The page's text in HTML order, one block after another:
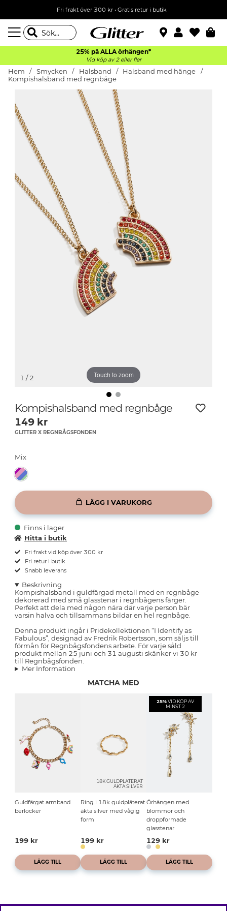
Fri frakt över 300 kr• Gratis retur i butik
25% på ALLA örhängen*
Vid köp av 2 eller fler
Hem Smycken Halsband
Halsband med hänge
Kompishalsband med regnbåge
Touch to zoom
1 / 2
Kompishalsband med regnbåge
149 kr
GLITTER X REGNBÅGSFONDEN
Mix
LÄGG I VARUKORG
Finns i lager
Hitta i butik
Fri frakt vid köp över 300 kr
Fri retur i butik
Snabb leverans
Beskrivning
Kompishalsband i guldfärgad metall med en regnbåge
dekorerad med små glasstenar i regnbågens färger.
Perfekt att dela med någon nära där varje person bär
varsin halva och tillsammans bildar en hel regnbåge.
Denna produkt ingår i Pridekollektionen “I Identify as
Fabulous”, designad av Fredrik Robertsson, som säljs till
förmån för Regnbågsfondens arbete. För varje såld
produkt mellan 25 juni och 31 augusti skänker vi 30 kr
till Regnbågsfonden.
Mer Information
MATCHA MED
Guldfärgat armband
berlocker
199 kr
LÄGG TILL
18K GULDPLÄTERAT
ÄKTA SILVER
Ring i 18k guldpläterat
äkta silver med vågig
form
199 kr
LÄGG TILL
25% VID KÖP AV
MINST 2
Örhängen med
blommor och
droppformade
glasstenar
129 kr
LÄGG TILL